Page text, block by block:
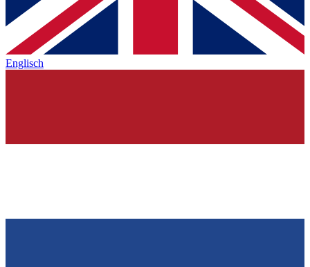
Englisch